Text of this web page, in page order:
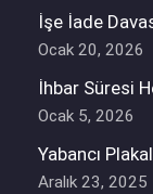
İşe İade
Ocak 20, 2026
İhbar Süresi
Ocak 5, 2026
Yabancı
Aralık 23, 2025